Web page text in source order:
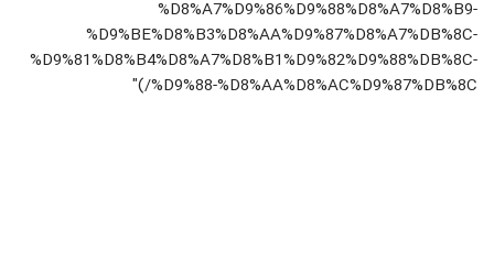
%D8%A7%D9%86%D9%88%D8%A7%D8%B9-
%D9%BE%D8%B3%D8%AA%D9%87%D8%A7%DB%8C-
%D9%81%D8%B4%D8%A7%D8%B1%D9%82%D9%88%DB%8C-
%D9%88-%D8%AA%D8%AC%D9%87%DB%8C/)"